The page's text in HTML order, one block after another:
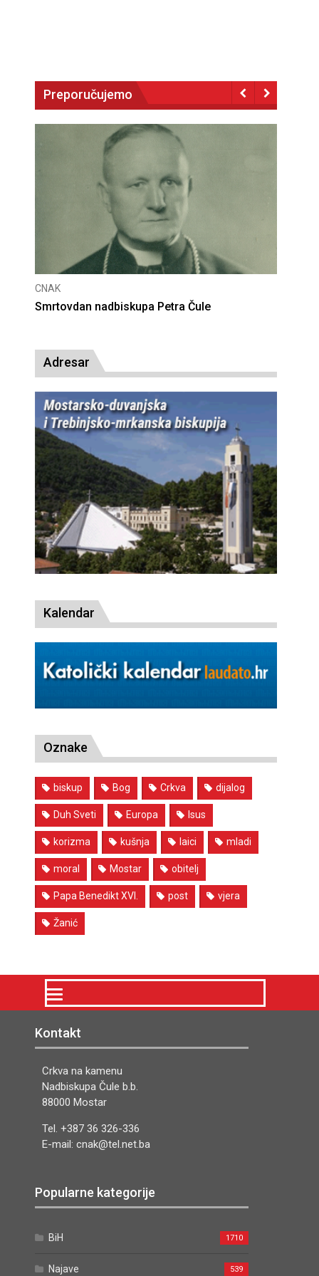
Preporučujemo
Deseta obljetnica poništenja komunističke
Adresar
Kalendar
Oznake
biskup Bog Crkva dijalog
Duh Sveti Europa Isus
korizma kušnja laici mladi
moral Mostar obitelj
Papa Benedikt XVI. post vjera
Žanić
Kontakt
Crkva na kamenu
Nadbiskupa Čule b.b.
88000 Mostar
Tel. +387 36 326-336
E-mail: cnak@tel.net.ba
Popularne kategorije
BiH 1710
Najave 539